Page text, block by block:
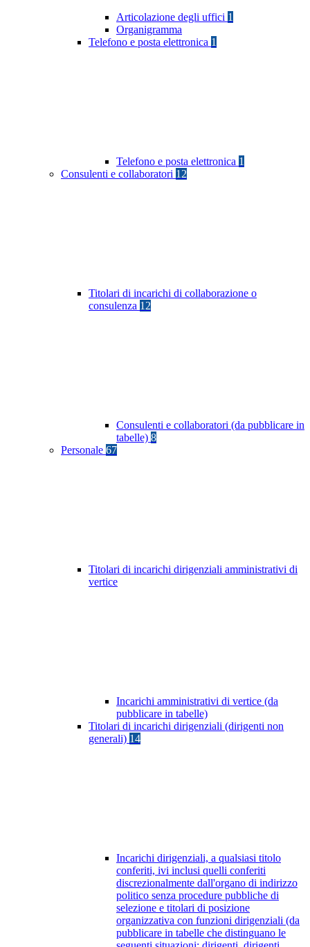
Articolazione degli uffici 1
Organigramma
Telefono e posta elettronica 1
Telefono e posta elettronica 1
Consulenti e collaboratori 12
Titolari di incarichi di collaborazione o
consulenza 12
Consulenti e collaboratori (da pubblicare in
tabelle) 8
Personale 67
Titolari di incarichi dirigenziali amministrativi di
vertice
Incarichi amministrativi di vertice (da
pubblicare in tabelle)
Titolari di incarichi dirigenziali (dirigenti non
generali) 14
Incarichi dirigenziali, a qualsiasi titolo
conferiti, ivi inclusi quelli conferiti
discrezionalmente dall'organo di indirizzo
politico senza procedure pubbliche di
selezione e titolari di posizione
organizzativa con funzioni dirigenziali (da
pubblicare in tabelle che distinguano le